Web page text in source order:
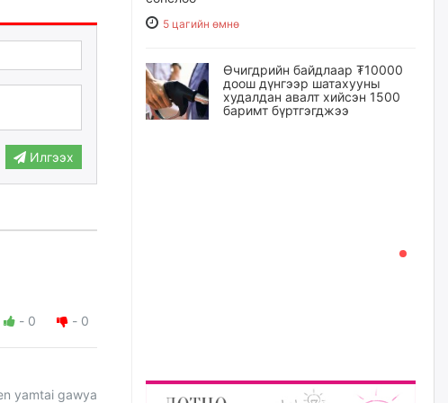
Илгээх
- 0 - 0
yamtai gawya
5 цагийн өмнө
Өчигдрийн байдлаар ₮10000
доош дүнгээр шатахууны
худалдан авалт хийсэн 1500
баримт бүртгэгджээ